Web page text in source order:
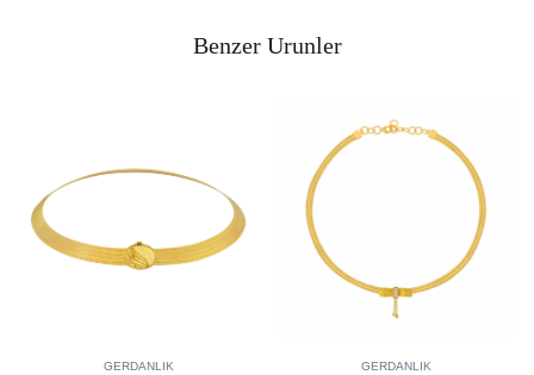
Benzer Urunler
GERDANLIK GERDANLIK